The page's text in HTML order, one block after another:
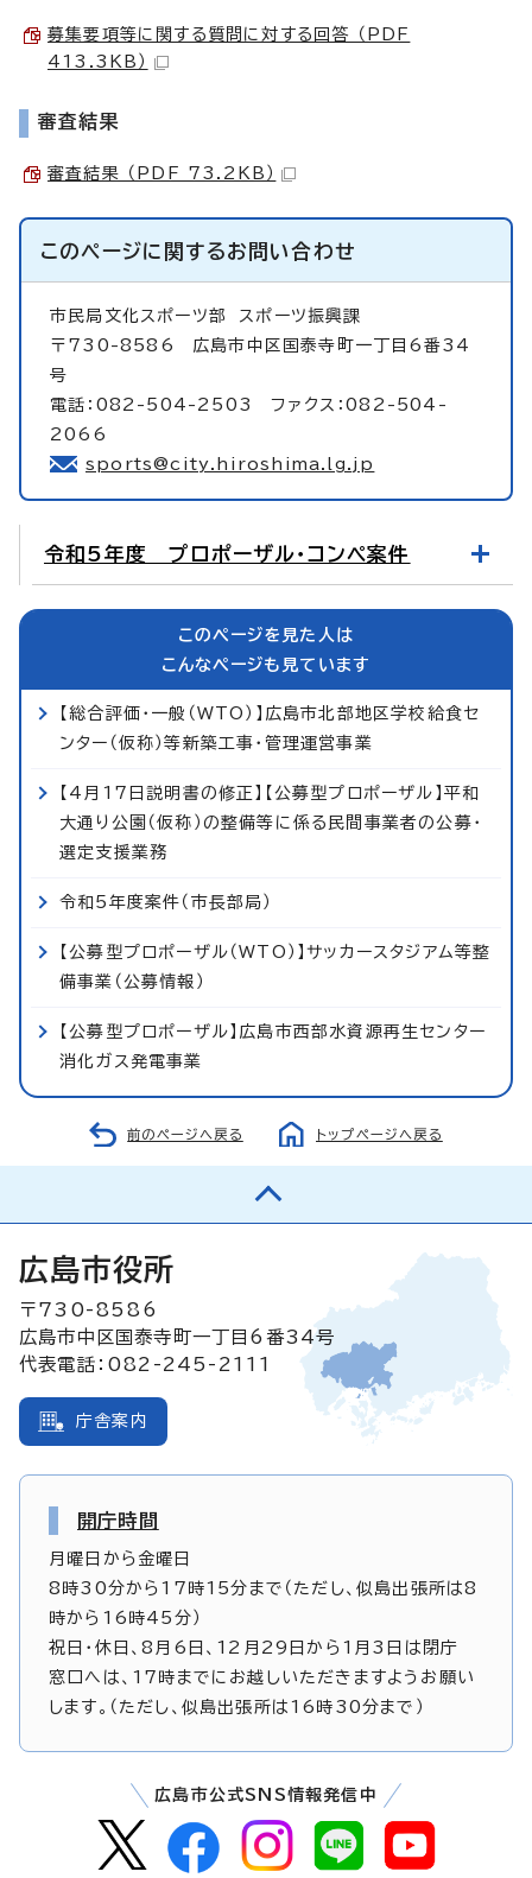
募集要項等に関する質問に対する回答 （PDF
413.3KB）
審査結果
審査結果 （PDF 73.2KB）
このページに関するお問い合わせ
市民局文化スポーツ部 スポーツ振興課
〒730-8586 広島市中区国泰寺町一丁目6番34
号
電話：082-504-2503 ファクス：082-504-
2066
sports@city.hiroshima.lg.jp
令和5年度 プロポーザル・コンペ案件
このページを見た人は
こんなページも見ています
【総合評価・一般（WTO）】広島市北部地区学校給食セ
ンター（仮称）等新築工事・管理運営事業
【4月17日説明書の修正】【公募型プロポーザル】平和
大通り公園（仮称）の整備等に係る民間事業者の公募・
選定支援業務
令和5年度案件（市長部局）
【公募型プロポーザル（WTO）】サッカースタジアム等整
備事業（公募情報）
【公募型プロポーザル】広島市西部水資源再生センター
消化ガス発電事業
前のページへ戻る トップページへ戻る
広島市役所
〒730-8586
広島市中区国泰寺町一丁目6番34号
代表電話：082-245-2111
庁舎案内
開庁時間
月曜日から金曜日
8時30分から17時15分まで（ただし、似島出張所は8
時から16時45分）
祝日・休日、8月6日、12月29日から1月3日は閉庁
窓口へは、17時までにお越しいただきますようお願い
します。（ただし、似島出張所は16時30分まで）
広島市公式SNS情報発信中